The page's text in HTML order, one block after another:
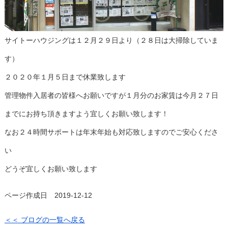
サイトーハウジングは１２月２９日より（２８日は大掃除していま
す）
２０２０年１月５日まで休業致します
管理物件入居者の皆様へお願いですが１月分のお家賃は今月２７日
までにお持ち頂きますよう宜しくお願い致します！
なお２４時間サポートは年末年始も対応致しますのでご安心くださ
い
どうぞ宜しくお願い致します
ページ作成日 2019-12-12
＜＜ ブログの一覧へ戻る